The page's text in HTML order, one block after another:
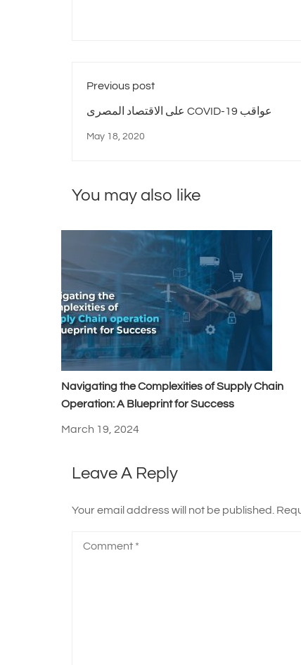
Previous post
على الاقتصاد المصرى COVID-19 عواقب
May 18, 2020
You may also like
Navigating the Complexities of Supply Chain
Operation: A Blueprint for Success
March 19, 2024
Leave A Reply
Your email address will not be published.